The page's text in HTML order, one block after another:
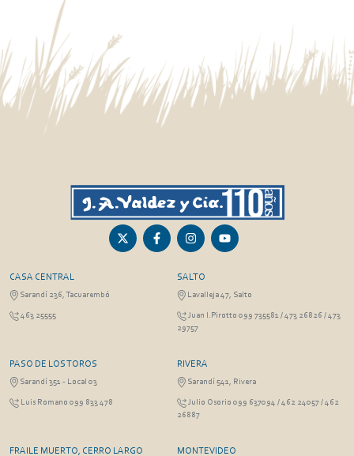
CASA CENTRAL
Sarandí 236, Tacuarembó
463 25555
SALTO
Lavalleja 47, Salto
Juan I.Pirotto 099 735581 / 473 26826 / 473
29757
PASO DE LOS TOROS
Sarandí 351 - Local 03
Luis Romano 099 833 478
RIVERA
Sarandí 541, Rivera
Julio Osorio 099 637094 / 462 24057 / 462
26887
FRAILE MUERTO, CERRO LARGO MONTEVIDEO